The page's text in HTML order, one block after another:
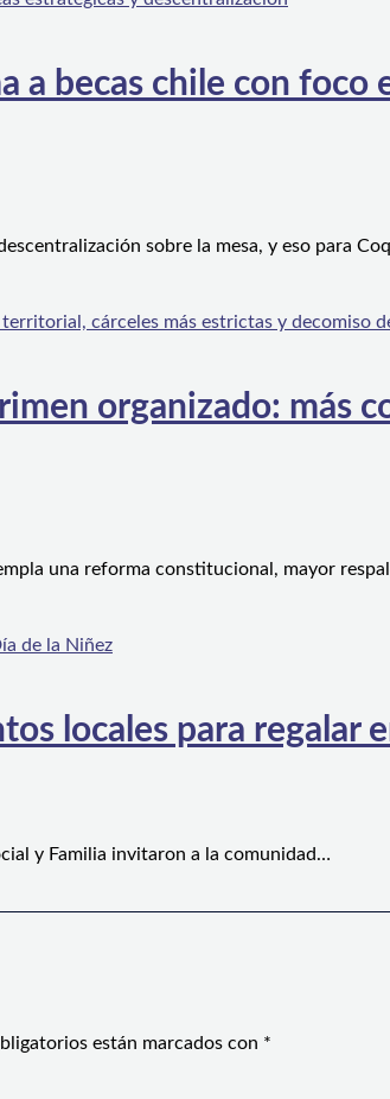
becas chile con foco
sobre la mesa, y eso para
organizado: más
una reforma constitucional, mayor
locales para regalar
y Familia invitaron a la comunidad…
están marcados con *